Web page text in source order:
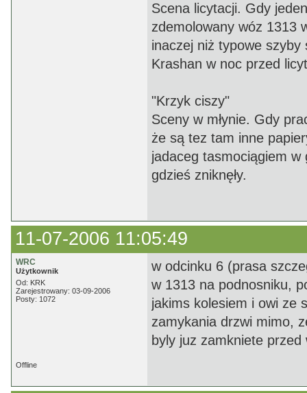
Scena licytacji. Gdy
zdemolowany wóz 1313
inaczej niż typowe
Krashan w noc przed
"Krzyk ciszy"
Sceny w młynie. Gdy
że są tez tam inne
jadaceg tasmociągiem w
gdzieś zniknęły.
11-07-2006 11:05:49
WRC
Użytkownik
Od: KRK
Zarejestrowany: 03-09-2006
Posty: 1072
w odcinku 6 (prasa
w 1313 na podnosniku,
jakims kolesiem i owi ze
zamykania drzwi mimo,
byly juz zamkniete przed
Offline